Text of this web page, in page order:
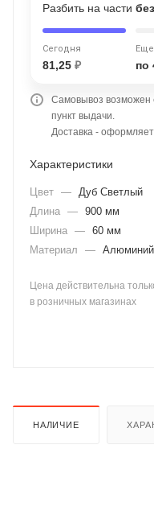
Разбить на части
Сегодня
81,25 ₽ по
Самовывоз возможен
пункт выдачи.
Доставка -
Характеристики
Цвет — Дуб Светлый
Длина — 900 мм
Ширина — 60 мм
Материал
—
Цена действительна
в розничных магазинах
НАЛИЧИЕ